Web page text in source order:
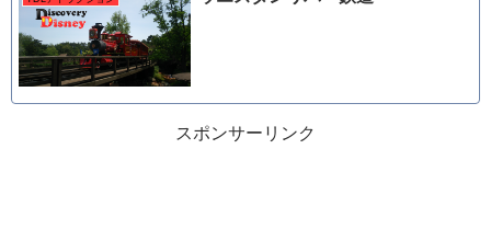
スポンサーリンク